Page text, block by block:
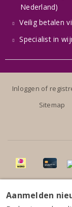
Nederland)
Veilig betalen
Specialist in
Inloggen of
Sitemap
Aanmelden